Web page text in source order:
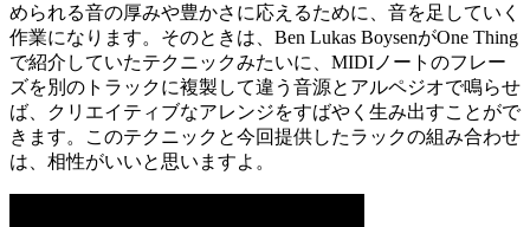
められる音の厚みや豊かさに応えるために、音を足していく
作業になります。そのときは、Ben Lukas BoysenがOne Thing
で紹介していたテクニックみたいに、MIDIノートのフレー
ズを別のトラックに複製して違う音源とアルペジオで鳴らせ
ば、クリエイティブなアレンジをすばやく生み出すことがで
きます。このテクニックと今回提供したラックの組み合わせ
は、相性がいいと思いますよ。